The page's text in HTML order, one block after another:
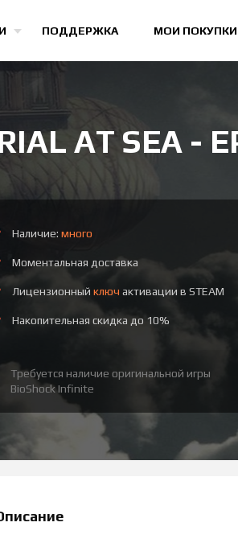
ПОДДЕРЖКА МОИ ПОКУПКИ
AT SEA -
Наличие: много
Моментальная доставка
Лицензионный ключ активации в STEAM
Накопительная скидка до 10%
Требуется наличие оригинальной игры
BioShock Infinite